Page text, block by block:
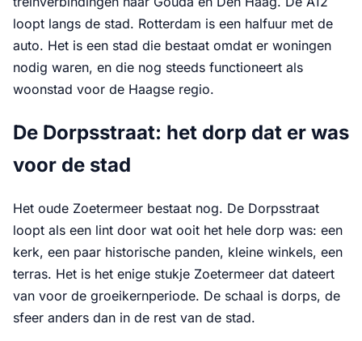
loopt langs de stad. Rotterdam is een halfuur met de
auto. Het is een stad die bestaat omdat er woningen
nodig waren, en die nog steeds functioneert als
woonstad voor de Haagse regio.
De Dorpsstraat: het dorp dat er was
voor de stad
Het oude Zoetermeer bestaat nog. De Dorpsstraat
loopt als een lint door wat ooit het hele dorp was: een
kerk, een paar historische panden, kleine winkels, een
terras. Het is het enige stukje Zoetermeer dat dateert
van voor de groeikernperiode. De schaal is dorps, de
sfeer anders dan in de rest van de stad.